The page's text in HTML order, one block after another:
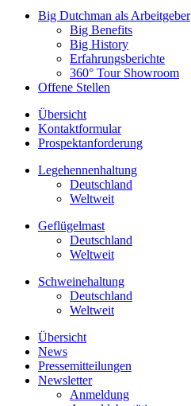
Big Dutchman als Arbeitgeber
Big Benefits
Big History
Erfahrungsberichte
360° Tour Showroom
Offene Stellen
Übersicht
Kontaktformular
Prospektanforderung
Legehennenhaltung
Deutschland
Weltweit
Geflügelmast
Deutschland
Weltweit
Schweinehaltung
Deutschland
Weltweit
Übersicht
News
Pressemitteilungen
Newsletter
Anmeldung